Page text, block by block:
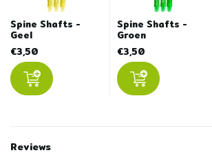
Spine Shafts -
Geel
€3,50
Spine Shafts -
Groen
€3,50
Reviews